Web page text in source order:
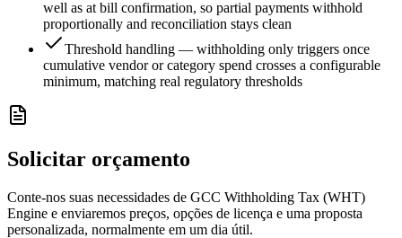
well as at bill confirmation, so partial payments withhold
proportionally and reconciliation stays clean
Threshold handling — withholding only triggers once
cumulative vendor or category spend crosses a configurable
minimum, matching real regulatory thresholds
Solicitar orçamento
Conte-nos suas necessidades de GCC Withholding Tax (WHT)
Engine e enviaremos preços, opções de licença e uma proposta
personalizada, normalmente em um dia útil.